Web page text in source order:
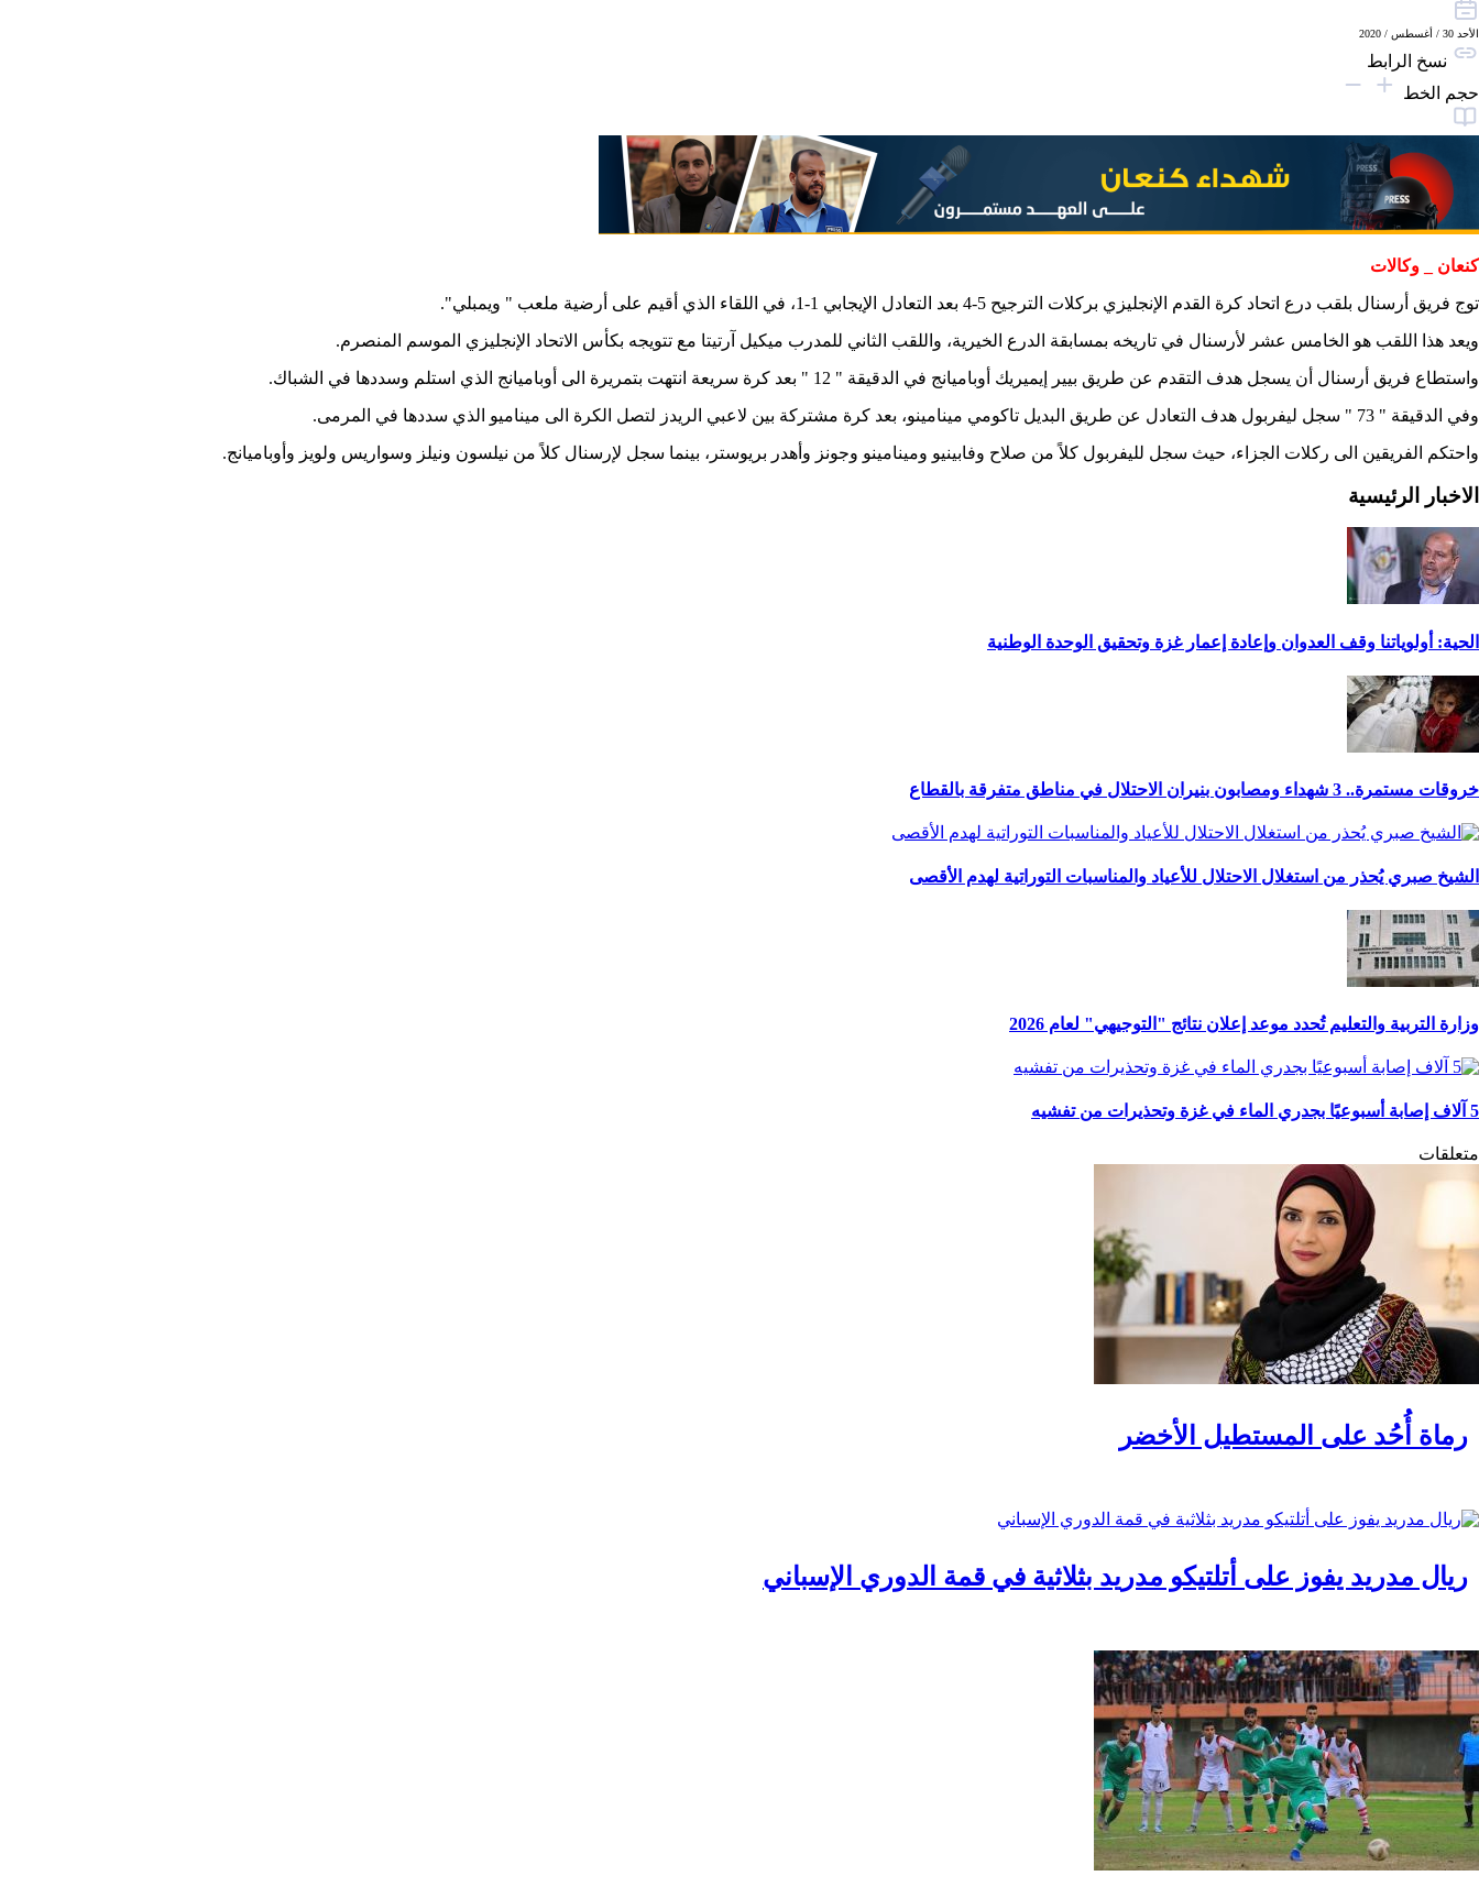
الأحد 30 / أغسطس / 2020
نسخ الرابط
حجم الخط
كنعان _ وكالات
توج فريق أرسنال بلقب درع اتحاد كرة القدم الإنجليزي بركلات الترجيح 5-4 بعد التعادل الإيجابي 1-1، في اللقاء الذي أقيم على أرضية ملعب " ويمبلي".
ويعد هذا اللقب هو الخامس عشر لأرسنال في تاريخه بمسابقة الدرع الخيرية، واللقب الثاني للمدرب ميكيل آرتيتا مع تتويجه بكأس الاتحاد الإنجليزي الموسم المنصرم.
واستطاع فريق أرسنال أن يسجل هدف التقدم عن طريق بيير إيميريك أوباميانج في الدقيقة " 12 " بعد كرة سريعة انتهت بتمريرة الى أوباميانج الذي استلم وسددها في الشباك.
وفي الدقيقة " 73 " سجل ليفربول هدف التعادل عن طريق البديل تاكومي مينامينو، بعد كرة مشتركة بين لاعبي الريدز لتصل الكرة الى ميناميو الذي سددها في المرمى.
واحتكم الفريقين الى ركلات الجزاء، حيث سجل لليفربول كلاً من صلاح وفابينيو ومينامينو وجونز وأهدر بريوستر، بينما سجل لإرسنال كلاً من نيلسون ونيلز وسواريس ولويز وأوباميانج.
الاخبار الرئيسية
الحية: أولوياتنا وقف العدوان وإعادة إعمار غزة وتحقيق الوحدة الوطنية
خروقات مستمرة.. 3 شهداء ومصابون بنيران الاحتلال في مناطق متفرقة بالقطاع
الشيخ صبري يُحذر من استغلال الاحتلال للأعياد والمناسبات التوراتية لهدم الأقصى
وزارة التربية والتعليم تُحدد موعد إعلان نتائج "التوجيهي" لعام 2026
5 آلاف إصابة أسبوعيًا بجدري الماء في غزة وتحذيرات من تفشيه
متعلقات
رماة أُحُد على المستطيل الأخضر
ريال مدريد يفوز على أتلتيكو مدريد بثلاثية في قمة الدوري الإسباني